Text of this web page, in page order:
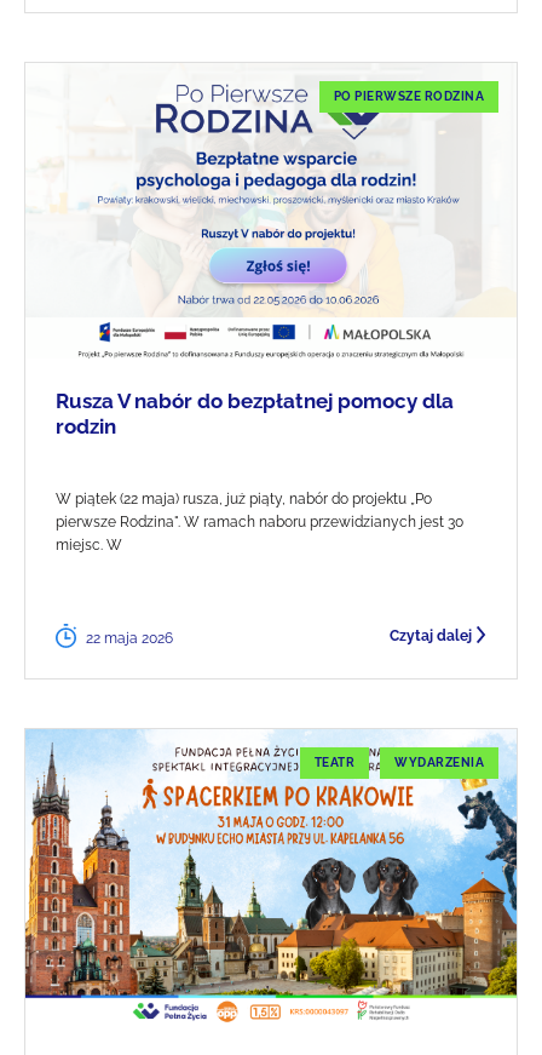
PO PIERWSZE RODZINA
Rusza V nabór do bezpłatnej pomocy dla
rodzin
W piątek (22 maja) rusza, już piąty, nabór do projektu „Po
pierwsze Rodzina". W ramach naboru przewidzianych jest 30
miejsc. W
22 maja 2026 Czytaj dalej
TEATR WYDARZENIA